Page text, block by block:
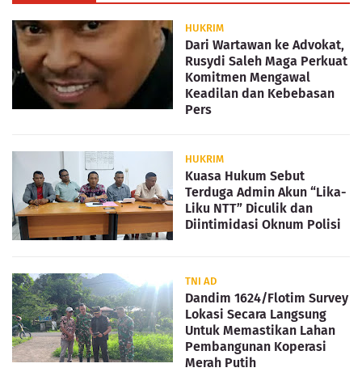
HUKRIM
Dari Wartawan ke Advokat,
Rusydi Saleh Maga Perkuat
Komitmen Mengawal
Keadilan dan Kebebasan
Pers
HUKRIM
Kuasa Hukum Sebut
Terduga Admin Akun “Lika-
Liku NTT” Diculik dan
Diintimidasi Oknum Polisi
TNI AD
Dandim 1624/Flotim Survey
Lokasi Secara Langsung
Untuk Memastikan Lahan
Pembangunan Koperasi
Merah Putih